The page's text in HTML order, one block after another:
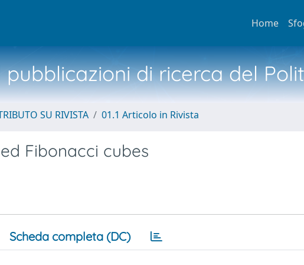
Home
pubblicazioni di ricerca del
SU RIVISTA 01.1 Articolo in Rivista
Fibonacci cubes
Scheda completa (DC)